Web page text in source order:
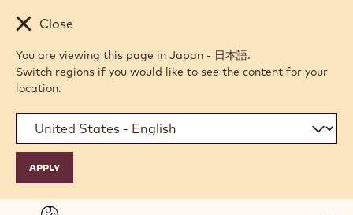
Skip to main content
Close
You are viewing this page in Japan - 日本語.
Switch regions if you would like to see the content for your
location.